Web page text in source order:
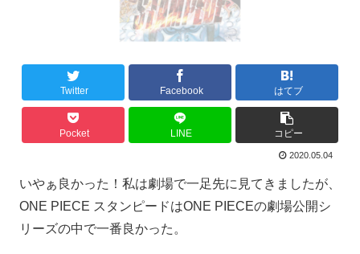
Twitter Facebook はてブ
Pocket LINE コピー
2020.05.04
いやぁ良かった！私は劇場で一足先に見てきましたが、
ONE PIECE スタンピードはONE PIECEの劇場公開シ
リーズの中で一番良かった。